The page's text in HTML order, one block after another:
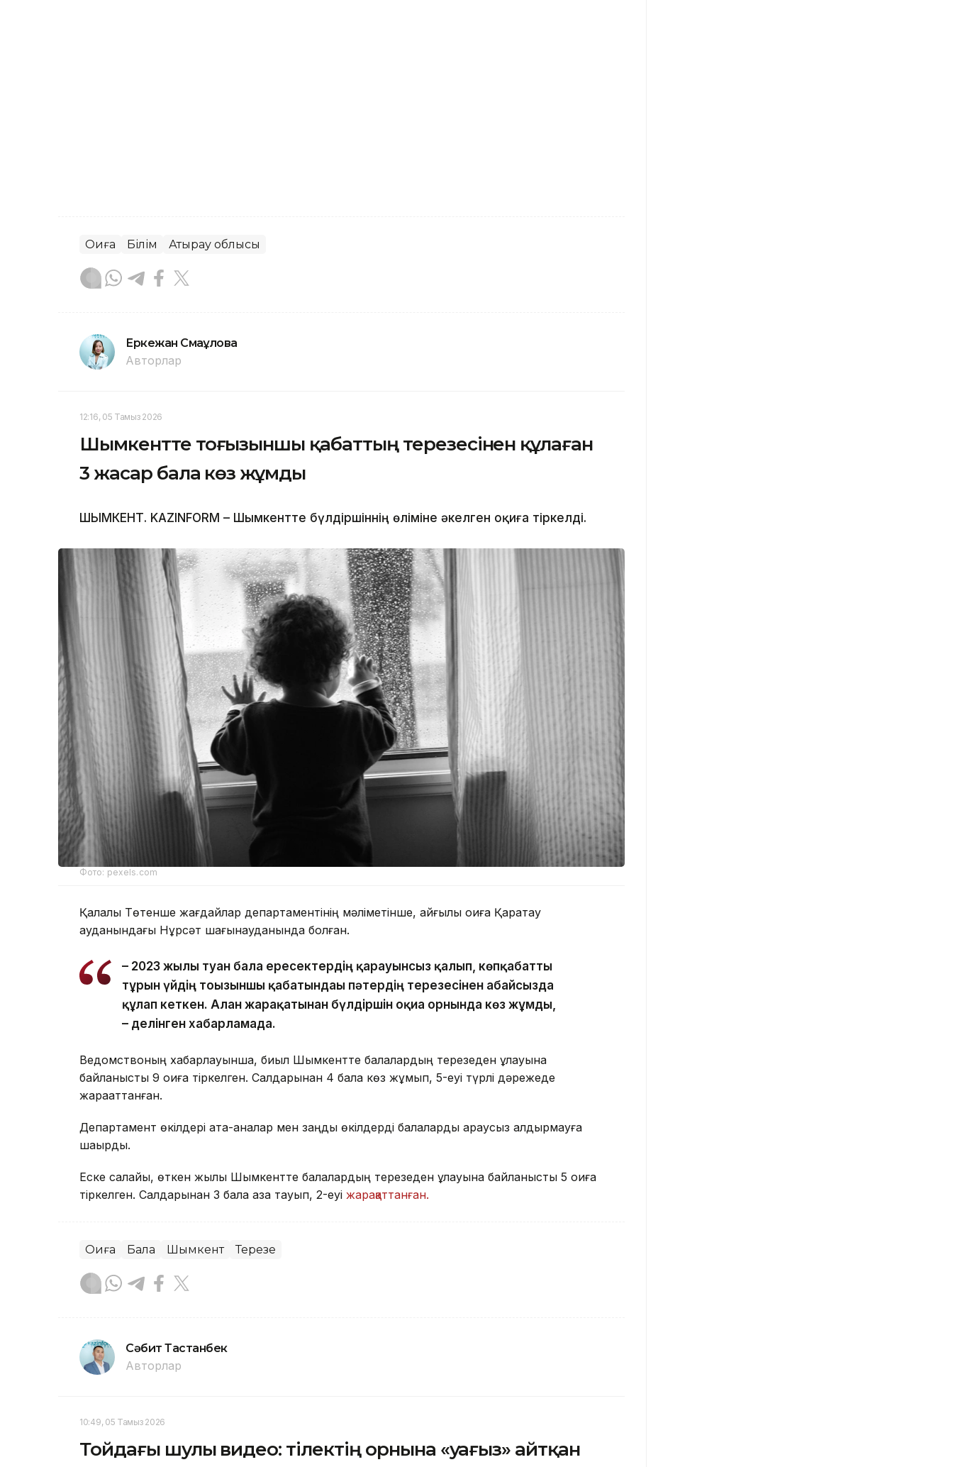
Оқиға Білім Атырау облысы
Еркежан Смағұлова
Авторлар
12:16, 05 Тамыз 2026
Шымкентте тоғызыншы қабаттың терезесінен құлаған
3 жасар бала көз жұмды
ШЫМКЕНТ. KAZINFORM – Шымкентте бүлдіршіннің өліміне әкелген оқиға тіркелді.
Фото: pexels.com
Қалалық Төтенше жағдайлар департаментінің мәліметінше, қайғылы оқиға Қаратау
ауданындағы Нұрсәт шағынауданында болған.
– 2023 жылы туған бала ересектердің қарауынсыз қалып, көпқабатты
тұрғын үйдің тоғызыншы қабатындағы пәтердің терезесінен абайсызда
құлап кеткен. Алған жарақатынан бүлдіршін оқиға орнында көз жұмды,
– делінген хабарламада.
Ведомствоның хабарлауынша, биыл Шымкентте балалардың терезеден құлауына
байланысты 9 оқиға тіркелген. Салдарынан 4 бала көз жұмып, 5-еуі түрлі дәрежеде
жарақаттанған.
Департамент өкілдері ата-аналар мен заңды өкілдерді балаларды қараусыз қалдырмауға
шақырды.
Еске салайық, өткен жылы Шымкентте балалардың терезеден құлауына байланысты 5 оқиға
тіркелген. Салдарынан 3 бала қаза тауып, 2-еуі жарақаттанған.
Оқиға Бала Шымкент Терезе
Сәбит Тастанбек
Авторлар
10:49, 05 Тамыз 2026
Тойдағы шулы видео: тілектің орнына «уағыз» айтқан